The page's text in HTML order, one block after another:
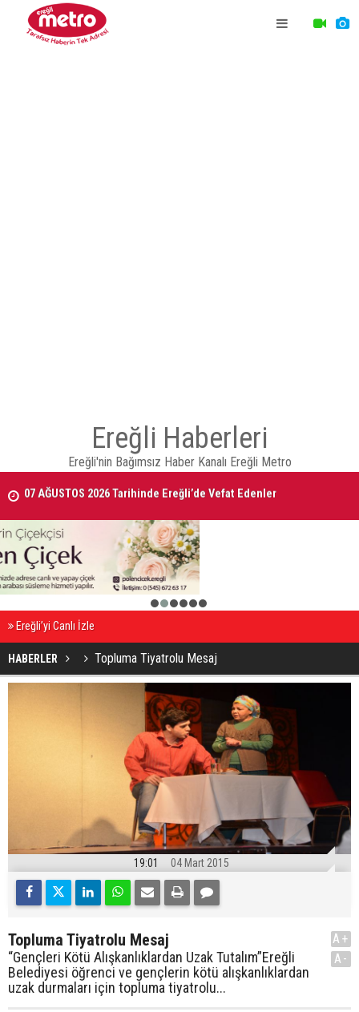
Ereğli Haberleri
Ereğli'nin Bağımsız Haber Kanalı Ereğli Metro
07 AĞUSTOS 2026 Tarihinde Ereğli’de Vefat Edenler
EREĞLİ'DE GÜNDEMİ SARSAN İSTİFA
2 3 4 5 6
Ereğli’yi Canlı İzle
HABERLER Topluma Tiyatrolu Mesaj
19:01 04 Mart 2015
Topluma Tiyatrolu Mesaj
“Gençleri Kötü Alışkanlıklardan Uzak Tutalım”Ereğli
Belediyesi öğrenci ve gençlerin kötü alışkanlıklardan
uzak durmaları için topluma tiyatrolu...
A+
A-